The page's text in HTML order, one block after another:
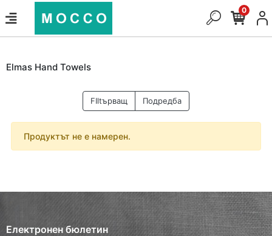
0
Elmas Hand Towels
FIltърващ Подредба
Продуктът не е намерен.
Електронен бюлетин